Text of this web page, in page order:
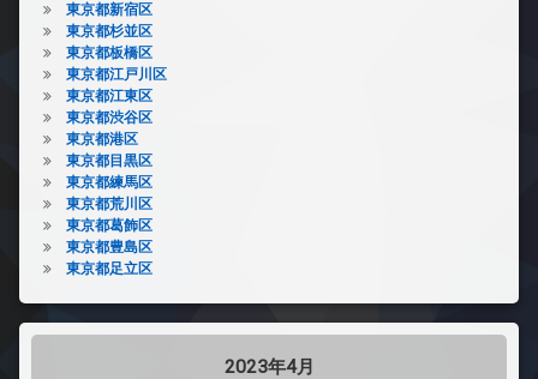
東京都新宿区
東京都杉並区
東京都板橋区
東京都江戸川区
東京都江東区
東京都渋谷区
東京都港区
東京都目黒区
東京都練馬区
東京都荒川区
東京都葛飾区
東京都豊島区
東京都足立区
2023年4月